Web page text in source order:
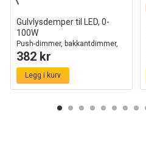
Gulvlysdemper til LED, 0-
100W
Push-dimmer, bakkantdimmer,
sort
382 kr
Legg i kurv